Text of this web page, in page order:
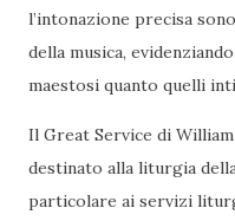
l’intonazione precisa
della musica,
maestosi quanto quelli
Il Great Service di
destinato alla liturgia
particolare ai servizi